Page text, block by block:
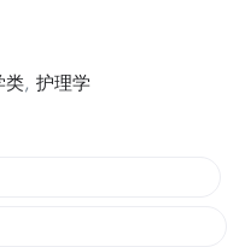
类, 护理学